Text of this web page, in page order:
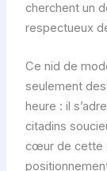
cherchent un
respectueux
Ce nid de
seulement
heure : il
citadins
cœur de cette